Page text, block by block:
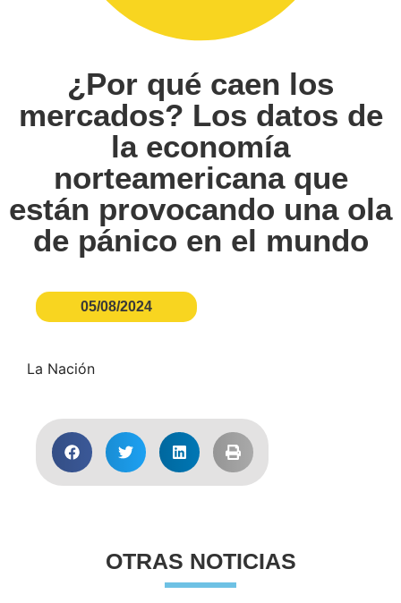
¿Por qué caen los
mercados? Los datos de
la economía
norteamericana que
están provocando una ola
de pánico en el mundo
05/08/2024
La Nación
OTRAS NOTICIAS